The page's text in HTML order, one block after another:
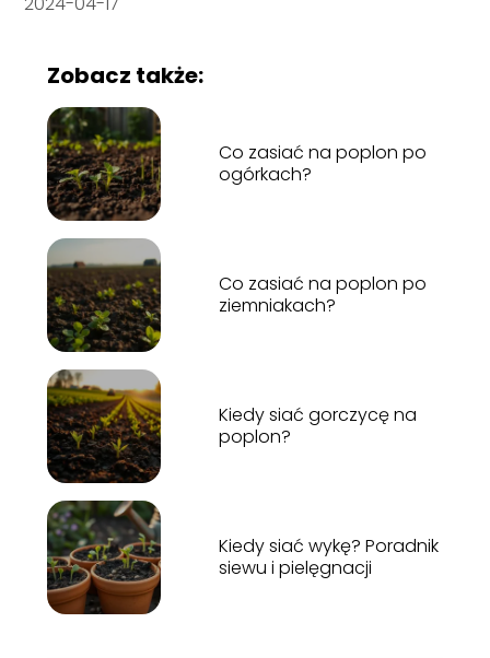
Zobacz także:
Co zasiać na poplon po
ogórkach?
Co zasiać na poplon po
ziemniakach?
Kiedy siać gorczycę na
poplon?
Kiedy siać wykę? Poradnik
siewu i pielęgnacji